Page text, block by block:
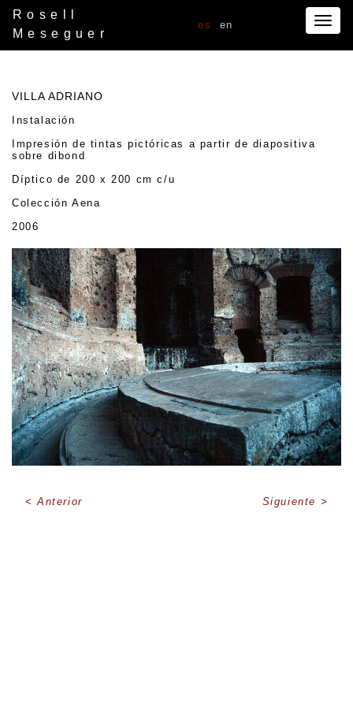
Rosell
Meseguer
es en
VILLA ADRIANO
Instalación
Impresión de tintas pictóricas a partir de diapositiva
sobre dibond
Díptico de 200 x 200 cm c/u
Colección Aena
2006
Anterior Siguiente